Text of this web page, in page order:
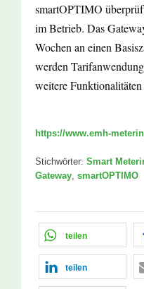
smartOPTIMO
im Betrieb. Das
Wochen an einen
werden
weitere
https://www.emh-
Stichwörter: Smart
Gateway smartOPTIMO
teilen
teilen